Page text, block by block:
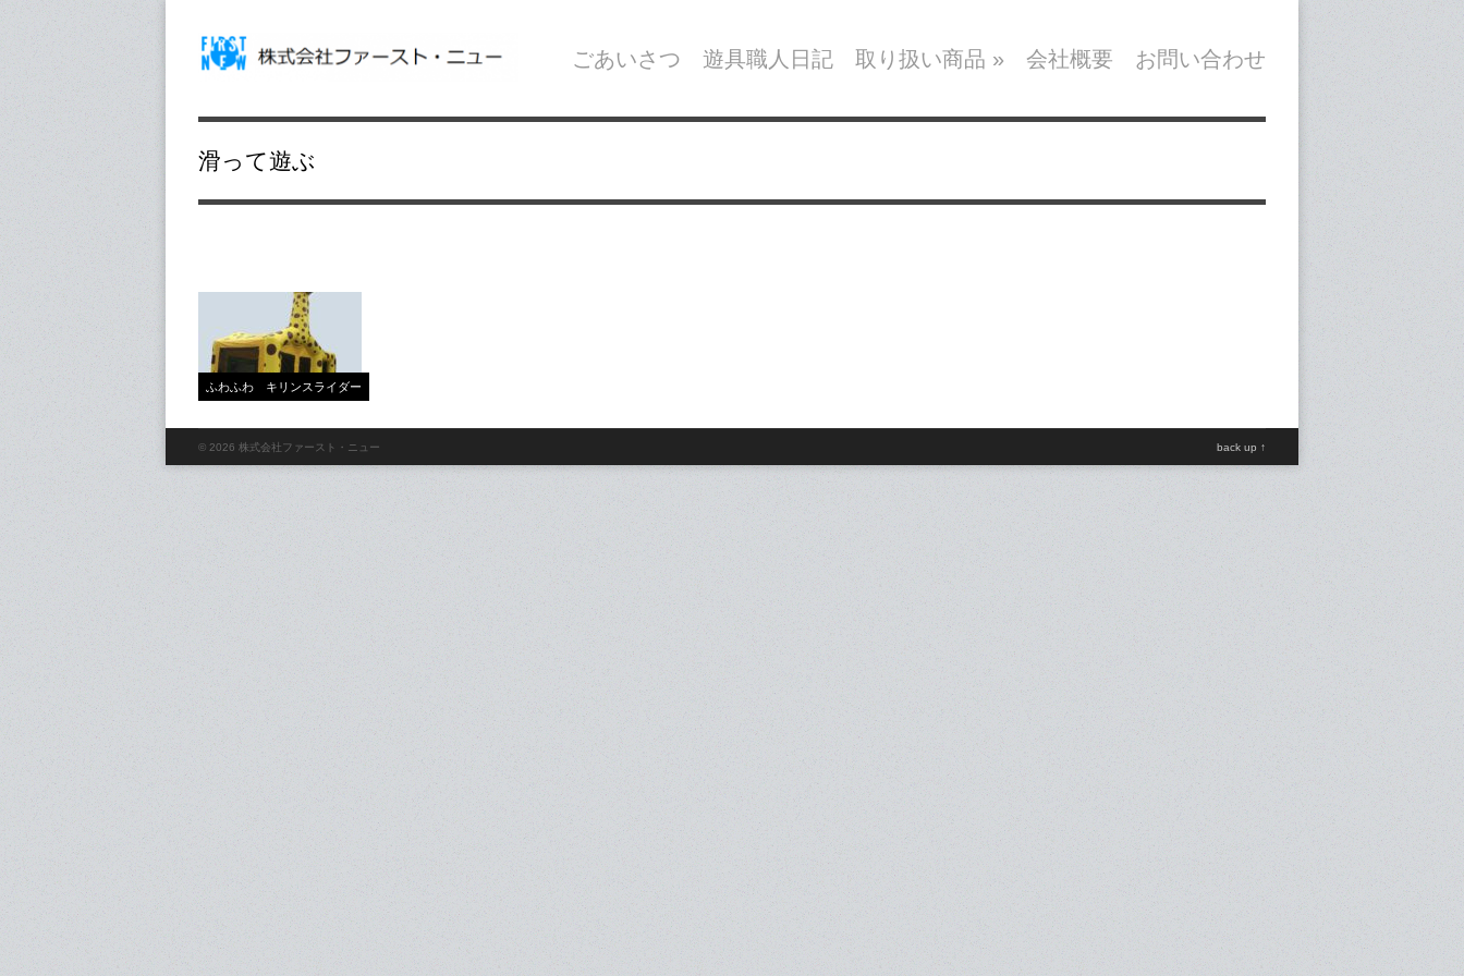
ごあいさつ 遊具職人日記 取り扱い商品 » 会社概要 お問い合わせ
滑って遊ぶ
ふわふわ キリンスライダー
© 2026 株式会社ファースト・ニュー back up ↑